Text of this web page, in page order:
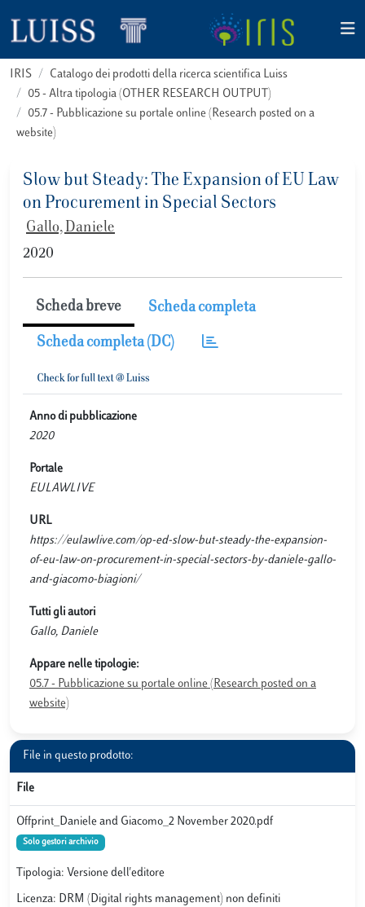
IRIS
Catalogo dei prodotti della ricerca scientifica Luiss
05 - Altra tipologia (OTHER RESEARCH OUTPUT)
05.7 - Pubblicazione su portale online (Research posted on a
website)
Slow but Steady: The Expansion of EU Law
on Procurement in Special Sectors
Gallo, Daniele
2020
Scheda breve Scheda completa
Scheda completa (DC)
Anno di pubblicazione
2020
Portale
EULAWLIVE
URL
https://eulawlive.com/op-ed-slow-but-steady-the-expansion-
of-eu-law-on-procurement-in-special-sectors-by-daniele-gallo-
and-giacomo-biagioni/
Tutti gli autori
Gallo, Daniele
Appare nelle tipologie:
05.7 - Pubblicazione su portale online (Research posted on a
website)
File in questo prodotto:
File
Offprint_Daniele and Giacomo_2 November 2020.pdf
Solo gestori archivio
Tipologia: Versione dell'editore
Licenza: DRM (Digital rights management) non definiti